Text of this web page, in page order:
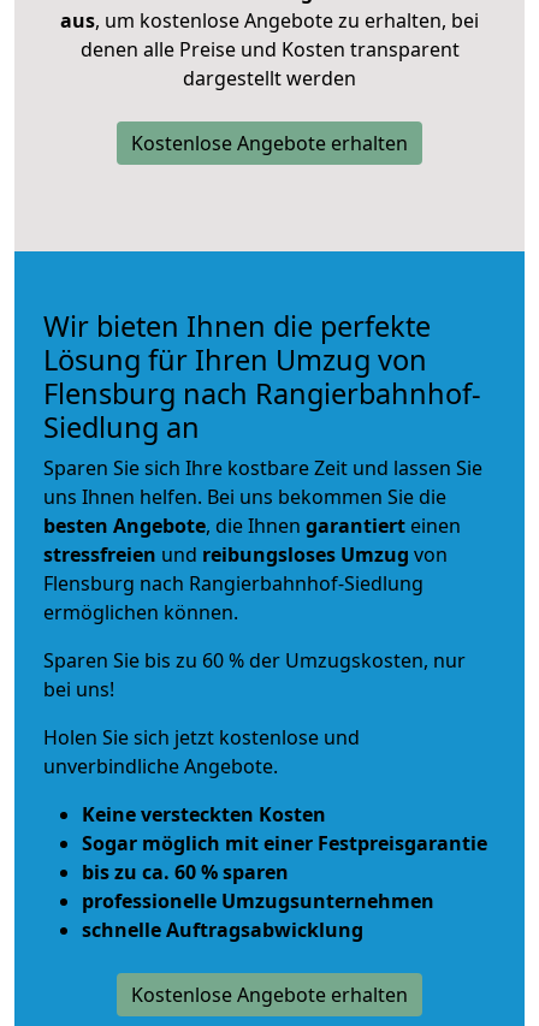
aus, um kostenlose Angebote zu erhalten, bei
denen alle Preise und Kosten transparent
dargestellt werden
Kostenlose Angebote erhalten
Wir bieten Ihnen die perfekte
Lösung für Ihren Umzug von
Flensburg nach Rangierbahnhof-
Siedlung an
Sparen Sie sich Ihre kostbare Zeit und lassen Sie
uns Ihnen helfen. Bei uns bekommen Sie die
besten Angebote, die Ihnen garantiert einen
stressfreien und reibungsloses Umzug von
Flensburg nach Rangierbahnhof-Siedlung
ermöglichen können.
Sparen Sie bis zu 60 % der Umzugskosten, nur
bei uns!
Holen Sie sich jetzt kostenlose und
unverbindliche Angebote.
Keine versteckten Kosten
Sogar möglich mit einer Festpreisgarantie
bis zu ca. 60 % sparen
professionelle Umzugsunternehmen
schnelle Auftragsabwicklung
Kostenlose Angebote erhalten